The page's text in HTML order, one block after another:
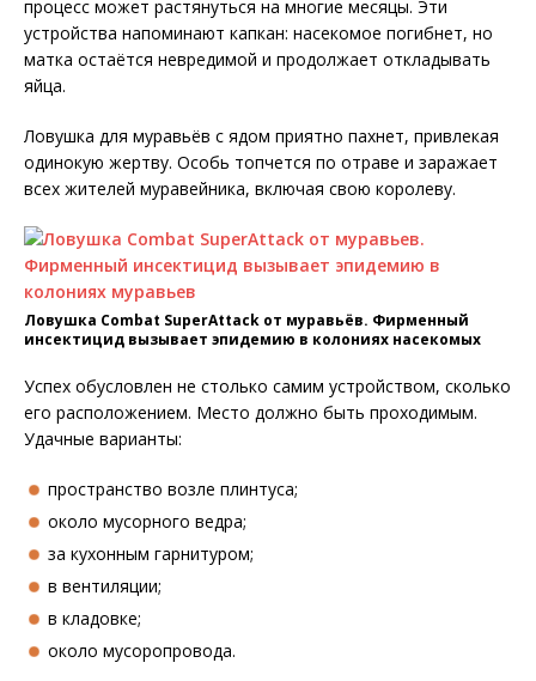
процесс может растянуться на многие месяцы. Эти
устройства напоминают капкан: насекомое погибнет, но
матка остаётся невредимой и продолжает откладывать
яйца.
Ловушка для муравьёв с ядом приятно пахнет, привлекая
одинокую жертву. Особь топчется по отраве и заражает
всех жителей муравейника, включая свою королеву.
Ловушка Combat SuperAttack от муравьёв. Фирменный
инсектицид вызывает эпидемию в колониях насекомых
Успех обусловлен не столько самим устройством, сколько
его расположением. Место должно быть проходимым.
Удачные варианты:
пространство возле плинтуса;
около мусорного ведра;
за кухонным гарнитуром;
в вентиляции;
в кладовке;
около мусоропровода.